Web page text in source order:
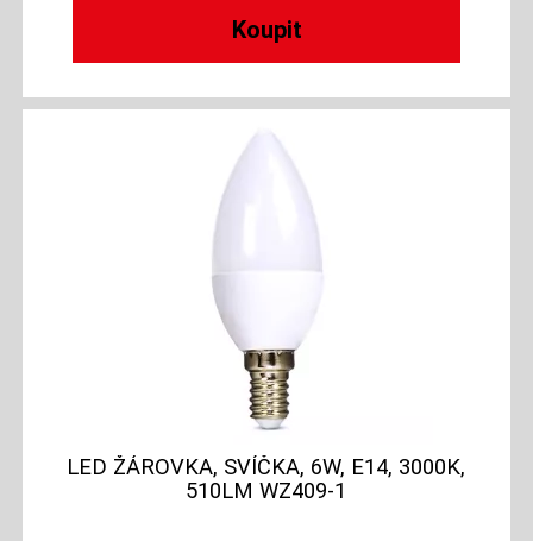
LED ŽÁROVKA, SVÍČKA, 6W, E14, 3000K,
510LM WZ409-1